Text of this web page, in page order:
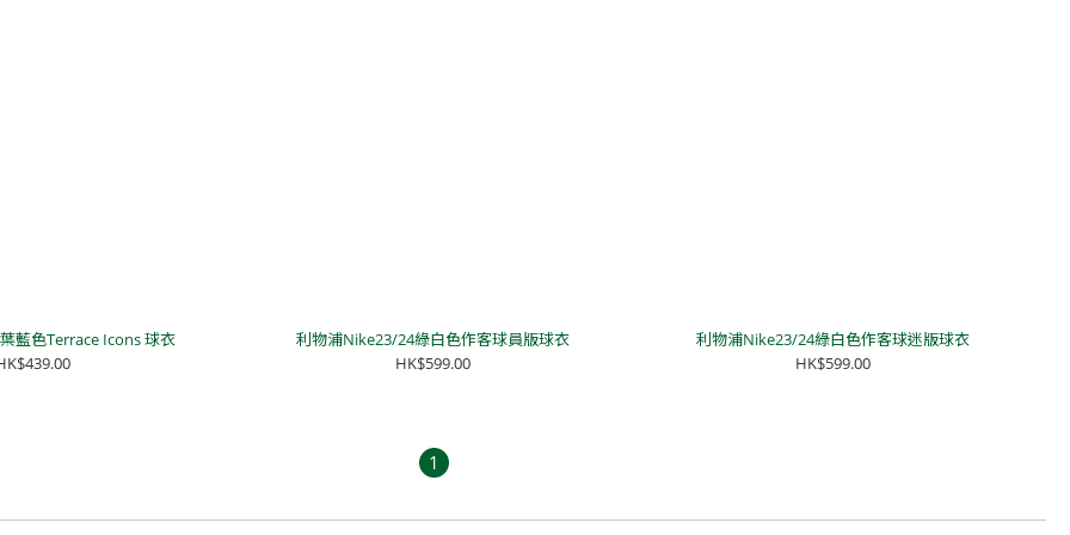
藍色Terrace Icons 球衣
利物浦Nike23/24綠白色作客球員版球衣
HK$599.00
利物浦Nike23/24綠白色作客球迷版球衣
HK$599.00
1